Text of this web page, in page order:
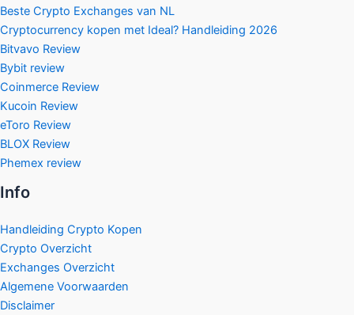
Beste Crypto Exchanges van NL
Cryptocurrency kopen met Ideal? Handleiding 2026
Bitvavo Review
Bybit review
Coinmerce Review
Kucoin Review
eToro Review
BLOX Review
Phemex review
Info
Handleiding Crypto Kopen
Crypto Overzicht
Exchanges Overzicht
Algemene Voorwaarden
Disclaimer